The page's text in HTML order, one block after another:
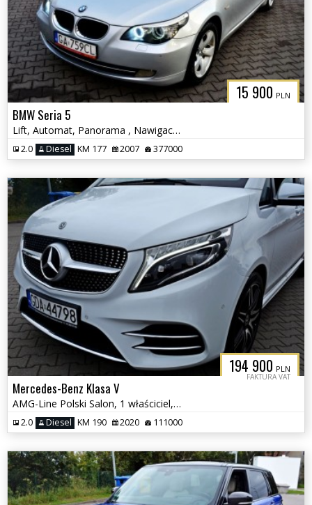
15 900 PLN
BMW Seria 5
Lift, Automat, Panorama , Nawigacja, Czujniki parkowania
2.0 Diesel KM 177 2007 377000
194 900 PLN
FAKTURA VAT
Mercedes-Benz Klasa V
AMG-Line Polski Salon, 1 właściciel, Fv VAT
2.0 Diesel KM 190 2020 111000